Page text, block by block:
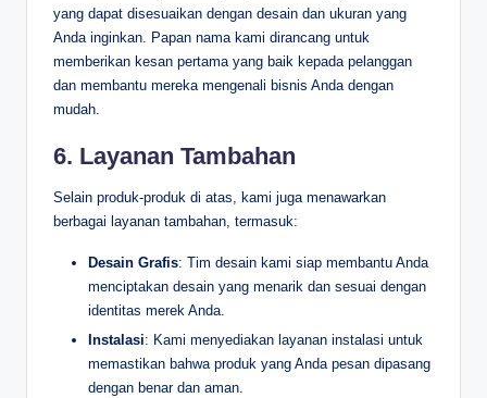
yang dapat disesuaikan dengan desain dan ukuran yang
Anda inginkan. Papan nama kami dirancang untuk
memberikan kesan pertama yang baik kepada pelanggan
dan membantu mereka mengenali bisnis Anda dengan
mudah.
6. Layanan Tambahan
Selain produk-produk di atas, kami juga menawarkan
berbagai layanan tambahan, termasuk:
Desain Grafis: Tim desain kami siap membantu Anda
menciptakan desain yang menarik dan sesuai dengan
identitas merek Anda.
Instalasi: Kami menyediakan layanan instalasi untuk
memastikan bahwa produk yang Anda pesan dipasang
dengan benar dan aman.